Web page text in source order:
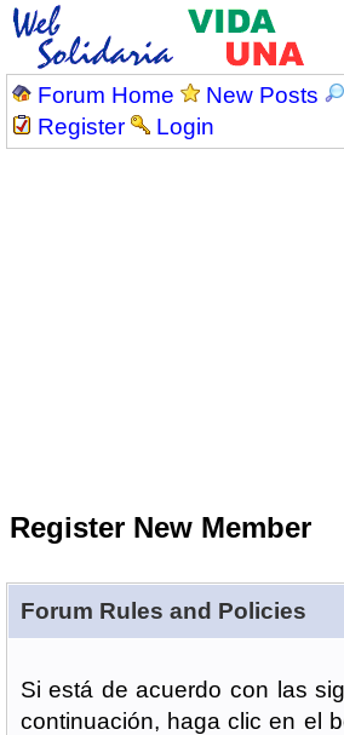
Forum Home New Posts
Register
Login
Register New Member
Forum Rules and Policies
Si está de acuerdo con las
continuación, haga clic en el